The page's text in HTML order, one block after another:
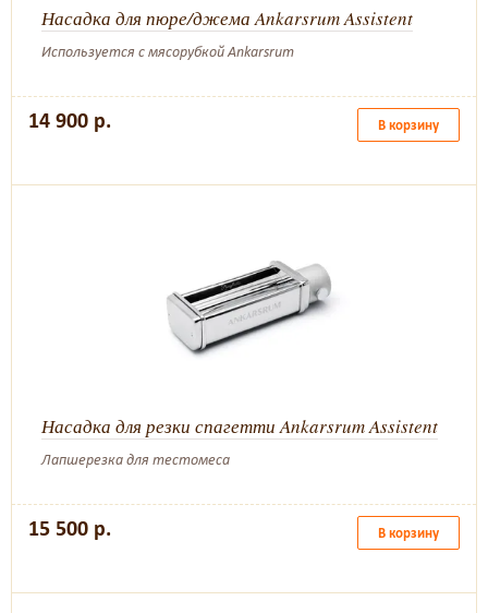
Насадка для пюре/джема Ankarsrum Assistent
Используется с мясорубкой Ankarsrum
14 900 р. В корзину
Насадка для резки спагетти Ankarsrum Assistent
Лапшерезка для тестомеса
15 500 р. В корзину